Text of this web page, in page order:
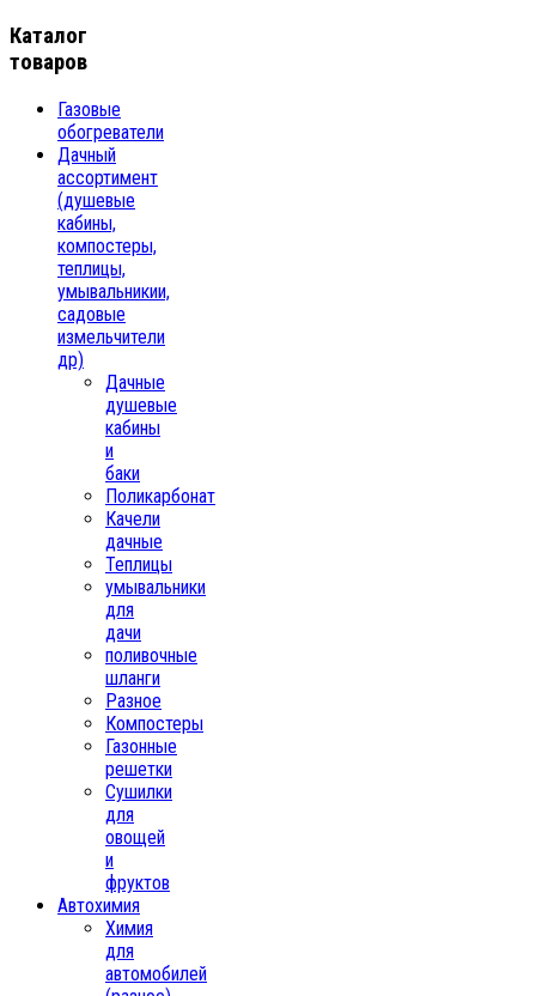
Каталог
товаров
Газовые
обогреватели
Дачный
ассортимент
(душевые
кабины,
компостеры,
теплицы,
умывальникии,
садовые
измельчители
др)
Дачные
душевые
кабины
и
баки
Поликарбонат
Качели
дачные
Теплицы
умывальники
для
дачи
поливочные
шланги
Разное
Компостеры
Газонные
решетки
Сушилки
для
овощей
и
фруктов
Автохимия
Химия
для
автомобилей